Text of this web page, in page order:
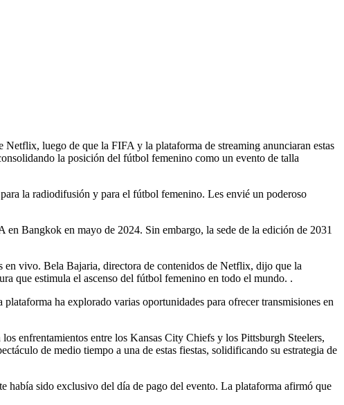
luego de que la FIFA y la plataforma de streaming anunciaran estas
la posición del fútbol femenino como un evento de talla
la radiodifusión y para el fútbol femenino. Les envié un poderoso
Bangkok en mayo de 2024. Sin embargo, la sede de la edición de 2031
vivo. Bela Bajaria, directora de contenidos de Netflix, dijo que la
que estimula el ascenso del fútbol femenino en todo el mundo. .
ha explorado varias oportunidades para ofrecer transmisiones en
enfrentamientos entre los Kansas City Chiefs y los Pittsburgh Steelers,
de medio tiempo a una de estas fiestas, solidificando su estrategia de
había sido exclusivo del día de pago del evento. La plataforma afirmó que